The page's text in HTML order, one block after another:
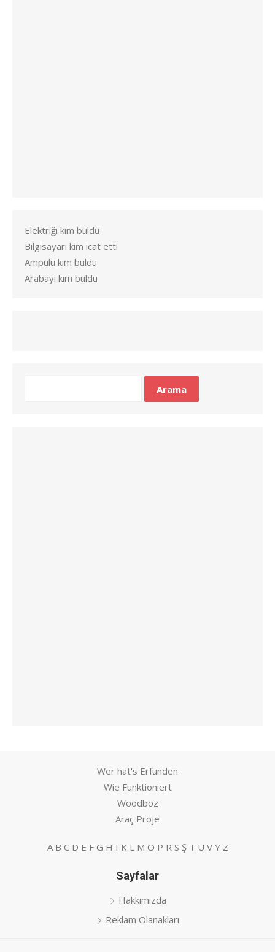
Elektriği kim buldu
Bilgisayarı kim icat etti
Ampulü kim buldu
Arabayı kim buldu
Wer hat's Erfunden
Wie Funktioniert
Woodboz
Araç Proje
A B C D E F G H I K L M O P R S Ş T U V Y Z
Sayfalar
Hakkımızda
Reklam Olanakları